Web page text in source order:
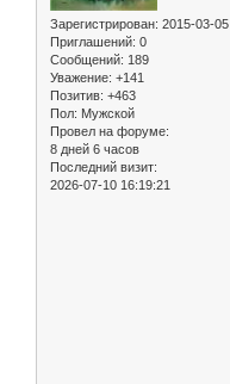
Зарегистрирован: 2015-03-05
Приглашений: 0
Сообщений: 189
Уважение: +141
Позитив: +463
Пол: Мужской
Провел на форуме:
8 дней 6 часов
Последний визит:
2026-07-10 16:19:21